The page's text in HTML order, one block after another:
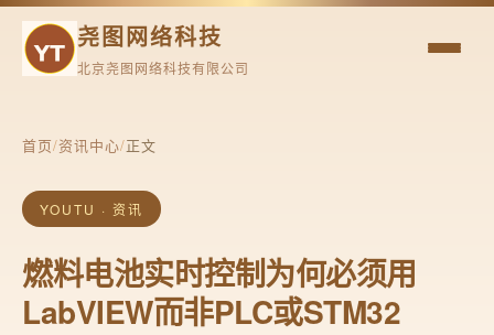
尧图网络科技
北京尧图网络科技有限公司
首页/资讯中心/正文
YOUTU · 资讯
燃料电池实时控制为何必须用
LabVIEW而非PLC或STM32